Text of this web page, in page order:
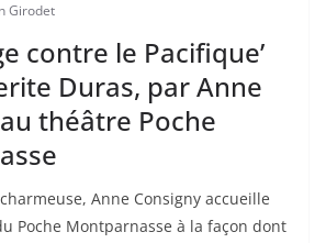
Girodet
contre le Pacifique’
Duras, par Anne
théâtre Poche
Anne Consigny accueille
Poche Montparnasse à la façon dont